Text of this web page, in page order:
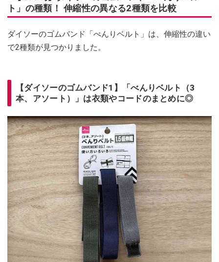
ト」の種類！ 伸縮性の異なる2種類を比較
ダイソーのゴムバンド「べんりベルト」は、伸縮性の違い
で2種類が見つかりました。
【ダイソーのゴムバンド1】「べんりベルト（3
本、アソート）」は衣類やコードのまとめに◎